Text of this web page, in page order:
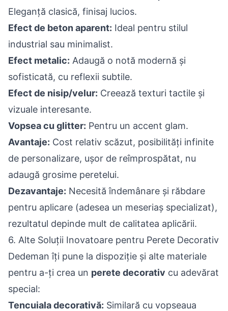
Eleganță clasică, finisaj lucios.
Efect de beton aparent: Ideal pentru stilul
industrial sau minimalist.
Efect metalic: Adaugă o notă modernă și
sofisticată, cu reflexii subtile.
Efect de nisip/velur: Creează texturi tactile și
vizuale interesante.
Vopsea cu glitter: Pentru un accent glam.
Avantaje: Cost relativ scăzut, posibilități infinite
de personalizare, ușor de reîmprospătat, nu
adaugă grosime peretelui.
Dezavantaje: Necesită îndemânare și răbdare
pentru aplicare (adesea un meseriaș specializat),
rezultatul depinde mult de calitatea aplicării.
6. Alte Soluții Inovatoare pentru Perete Decorativ
Dedeman îți pune la dispoziție și alte materiale
pentru a-ți crea un perete decorativ cu adevărat
special:
Tencuiala decorativă: Similară cu vopseaua